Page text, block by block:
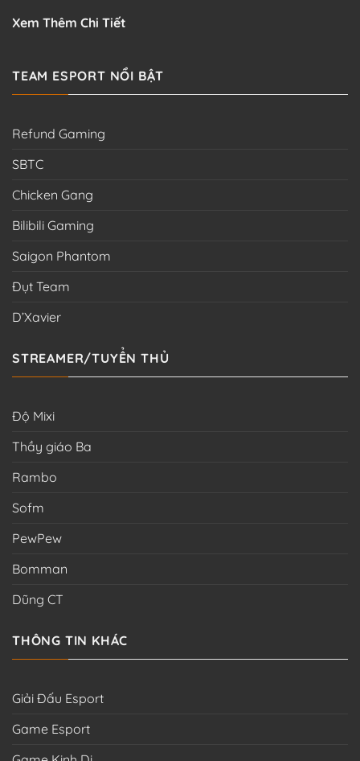
Xem Thêm Chi Tiết
TEAM ESPORT NỔI BẬT
Refund Gaming
SBTC
Chicken Gang
Bilibili Gaming
Saigon Phantom
Đụt Team
D’Xavier
STREAMER/TUYỂN THỦ
Độ Mixi
Thầy giáo Ba
Rambo
Sofm
PewPew
Bomman
Dũng CT
THÔNG TIN KHÁC
Giải Đấu Esport
Game Esport